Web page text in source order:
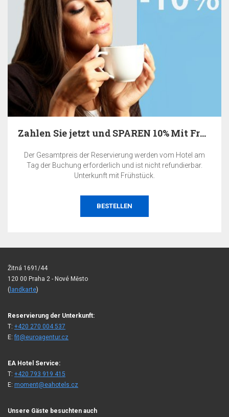
Zahlen Sie jetzt und SPAREN 10% Mit Frühstück
Der Gesamtpreis der Reservierung werden vom Hotel am
Tag der Buchung erforderlich und ist nicht refundierbar.
Unterkunft mit Frühstück.
BESTELLEN
Žitná 1691/44
120 00 Praha 2 - Nové Město
( landkarte)
Reservierung der Unterkunft:
T: +420 270 004 537
E:fit@euroagentur.cz
EA Hotel Service:
T: +420 793 919 415
E: moment@eahotels.cz
Unsere Gäste besuchten auch